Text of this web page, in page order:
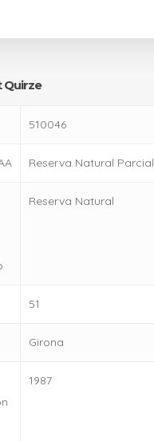
Quirze
510046
Reserva Natural Parcial
Reserva Natural
51
Girona
1987